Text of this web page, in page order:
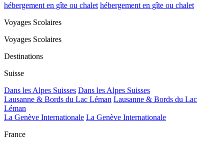
hébergement en gîte ou chalet hébergement en gîte ou chalet
Voyages Scolaires
Voyages Scolaires
Destinations
Suisse
Dans les Alpes Suisses Dans les Alpes Suisses
Lausanne & Bords du Lac Léman Lausanne & Bords du Lac
Léman
La Genève Internationale La Genève Internationale
France